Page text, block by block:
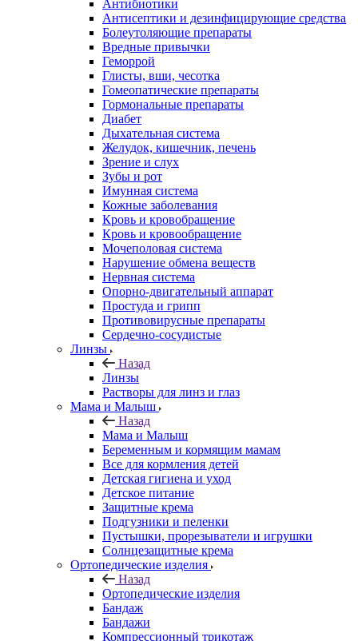
Антибиотики
Антисептики и дезинфицирующие средства
Болеутоляющие препараты
Вредные привычки
Геморрой
Глисты, вши, чесотка
Гомеопатические препараты
Гормональные препараты
Диабет
Дыхательная система
Желудок, кишечник, печень
Зрение и слух
Зубы и рот
Имунная система
Кожные заболевания
Кровь и кровобращение
Кровь и кровообращение
Мочеполовая система
Нарушение обмена веществ
Нервная система
Опорно-двигательный аппарат
Простуда и грипп
Противовирусные препараты
Сердечно-сосудистые
Линзы
Назад
Линзы
Растворы для линз и глаз
Мама и Малыш
Назад
Мама и Малыш
Беременным и кормящим мамам
Все для кормления детей
Детская гигиена и уход
Детское питание
Защитные крема
Подгузники и пеленки
Пустышки, прорезыватели и игрушки
Солнцезащитные крема
Ортопедические изделия
Назад
Ортопедические изделия
Бандаж
Бандажи
Компрессионный трикотаж